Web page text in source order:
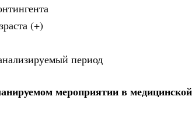
(+)
период
мероприятии в